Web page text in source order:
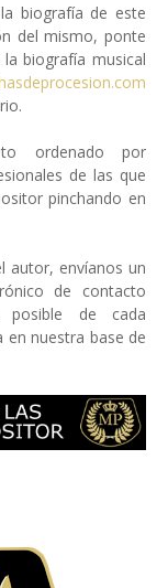
biografía de este
del mismo, ponte
biografía musical
ordenado por
de las que
pinchando en
autor, envíanos un
de contacto
posible de cada
en nuestra base de